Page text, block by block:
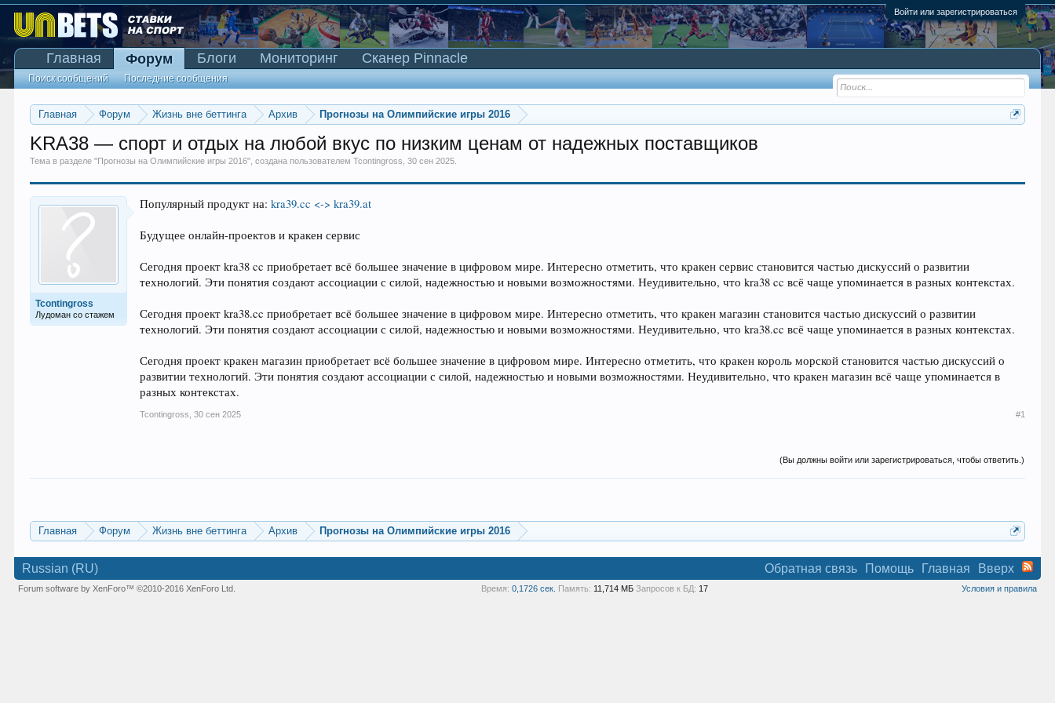
Войти или зарегистрироваться
Главная Форум Жизнь вне беттинга Архив Прогнозы на Олимпийские игры 2016
KRA38 — спорт и отдых на любой вкус по низким ценам от надежных поставщиков
Тема в разделе "Прогнозы на Олимпийские игры 2016", создана пользователемTcontingross ,30 сен 2025
Tcontingross
Лудоман со стажем
Популярный продукт на:kra39.cc <-> kra39.at
Будущее онлайн-проектов и кракен сервис
Сегодня проект kra38 cc приобретает всё большее значение в цифровом мире. Интересно отметить, что кракен сервис становится частью дискуссий о развитии
технологий. Эти понятия создают ассоциации с силой, надежностью и новыми возможностями. Неудивительно, что kra38 cc всё чаще упоминается в разных контекстах.
Сегодня проект kra38.cc приобретает всё большее значение в цифровом мире. Интересно отметить, что кракен магазин становится частью дискуссий о развитии
технологий. Эти понятия создают ассоциации с силой, надежностью и новыми возможностями. Неудивительно, что kra38.cc всё чаще упоминается в разных контекстах.
Сегодня проект кракен магазин приобретает всё большее значение в цифровом мире. Интересно отметить, что кракен король морской становится частью дискуссий о
развитии технологий. Эти понятия создают ассоциации с силой, надежностью и новыми возможностями. Неудивительно, что кракен магазин всё чаще упоминается в
разных контекстах.
Tcontingross 30 сен 2025 #1
(Вы должны войти или зарегистрироваться, чтобы ответить.)
Главная Форум Жизнь вне беттинга Архив Прогнозы на Олимпийские игры 2016
Главная Форум
Поиск сообщений Последние сообщения
Блоги Мониторинг Сканер Pinnacle
Russian (RU) Обратная связь Помощь Главная Вверх
Условия и правила
Forum software by XenForo™©2010-2016 XenForo Ltd. Время: 0,1726 сек. Память: 11,714 МБ Запросов к БД: 17